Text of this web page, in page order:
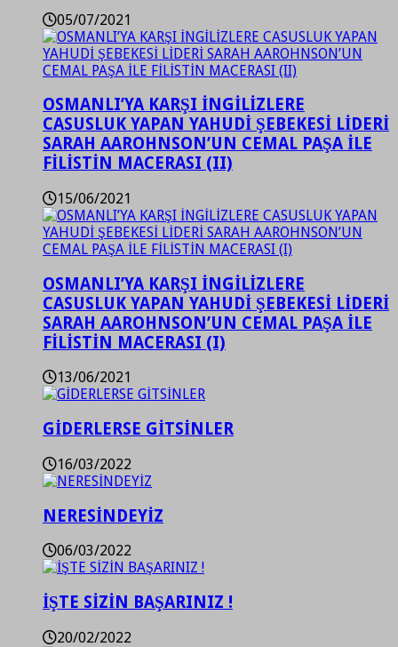
05/07/2021
OSMANLI’YA KARŞI İNGİLİZLERE
CASUSLUK YAPAN YAHUDİ ŞEBEKESİ LİDERİ
SARAH AAROHNSON’UN CEMAL PAŞA İLE
FİLİSTİN MACERASI (II)
15/06/2021
OSMANLI’YA KARŞI İNGİLİZLERE
CASUSLUK YAPAN YAHUDİ ŞEBEKESİ LİDERİ
SARAH AAROHNSON’UN CEMAL PAŞA İLE
FİLİSTİN MACERASI (I)
13/06/2021
GİDERLERSE GİTSİNLER
16/03/2022
NERESİNDEYİZ
06/03/2022
İŞTE SİZİN BAŞARINIZ !
20/02/2022